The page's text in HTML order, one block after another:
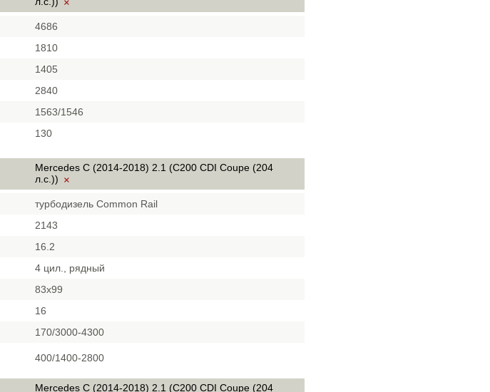
4686
1810
1405
2840
1563/1546
130
Mercedes C (2014-2018) 2.1 (C200 CDI Coupe (204
л.с.)) ×
турбодизель Common Rail
2143
16.2
4 цил., рядный
83х99
16
170/3000-4300
400/1400-2800
Mercedes C (2014-2018) 2.1 (C200 CDI Coupe (204